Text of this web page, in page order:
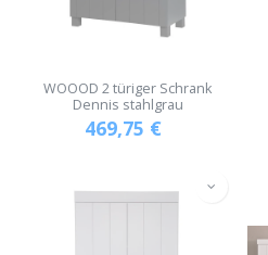
WOOOD 2 türiger Schrank
Dennis stahlgrau
469,75 €